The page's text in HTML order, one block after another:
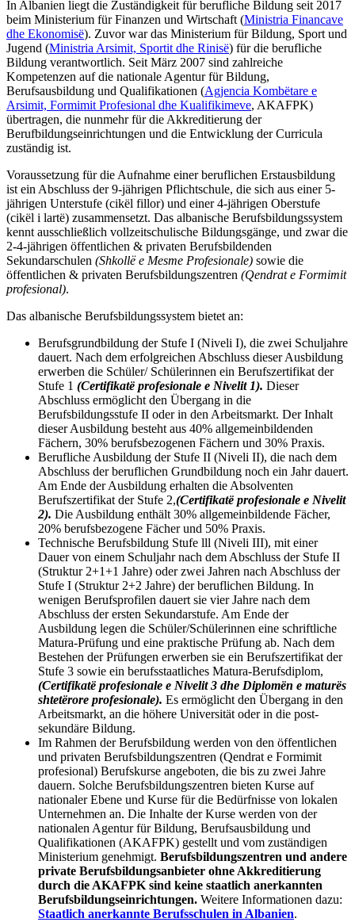
In Albanien liegt die Zuständigkeit für berufliche Bildung seit 2017
beim Ministerium für Finanzen und Wirtschaft (Ministria Financave
dhe Ekonomisë). Zuvor war das Ministerium für Bildung, Sport und
Jugend (Ministria Arsimit, Sportit dhe Rinisë) für die berufliche
Bildung verantwortlich. Seit März 2007 sind zahlreiche
Kompetenzen auf die nationale Agenturfür Bildung,
Berufsausbildung und Qualifikationen (Agjencia Kombëtare e
Arsimit, Formimit Profesional dhe Kualifikimeve, AKAFPK)
übertragen, die nunmehr für die Akkreditierung der
Berufbildungseinrichtungen und die Entwicklung der Curricula
zuständig ist.
Voraussetzung für die Aufnahme einer beruflichen Erstausbildung
ist ein Abschluss der 9-jährigen Pflichtschule, die sich aus einer 5-
jährigen Unterstufe (cikël fillor) und einer 4-jährigen Oberstufe
(cikël i lartë) zusammensetzt. Das albanische Berufsbildungssystem
kennt ausschließlich vollzeitschulische Bildungsgänge, und zwar die
2-4-jährigen öffentlichen & privaten Berufsbildenden
Sekundarschulen (Shkollë e Mesme Profesionale) sowie die
öffentlichen & privaten Berufsbildungszentren (Qendrat e Formimit
profesional).
Das albanische Berufsbildungssystem bietet an:
Berufsgrundbildung der Stufe I (Niveli I), die zwei Schuljahre
dauert. Nach dem erfolgreichen Abschluss dieser Ausbildung
erwerben die Schüler/ Schülerinnen ein Berufszertifikat der
Stufe 1 (Certifikatë profesionale e Nivelit 1). Dieser
Abschluss ermöglicht den Übergang in die
Berufsbildungsstufe II oder in den Arbeitsmarkt. Der Inhalt
dieser Ausbildung besteht aus 40% allgemeinbildenden
Fächern, 30% berufsbezogenen Fächern und 30% Praxis.
Berufliche Ausbildung der Stufe II (Niveli II), die nach dem
Abschluss der beruflichen Grundbildung noch ein Jahr dauert.
Am Ende der Ausbildung erhalten die Absolventen
Berufszertifikat der Stufe 2,(Certifikatë profesionale e Nivelit
2). Die Ausbildung enthält 30% allgemeinbildende Fächer,
20% berufsbezogene Fächer und 50% Praxis.
Technische Berufsbildung Stufe lll (Niveli III), mit einer
Dauer von einem Schuljahr nach dem Abschluss der Stufe II
(Struktur 2+1+1 Jahre) oder zwei Jahren nach Abschluss der
Stufe I (Struktur 2+2 Jahre) der beruflichen Bildung. In
wenigen Berufsprofilen dauert sie vier Jahre nach dem
Abschluss der ersten Sekundarstufe. Am Ende der
Ausbildung legen die Schüler/Schülerinnen eine schriftliche
Matura-Prüfung und eine praktische Prüfung ab. Nach dem
Bestehen der Prüfungen erwerben sie ein Berufszertifikat der
Stufe 3 sowie ein berufsstaatliches Matura-Berufsdiplom,
(Certifikatë profesionale e Nivelit 3 dhe Diplomën e maturës
shtetërore profesionale). Es ermöglicht den Übergang in den
Arbeitsmarkt, an die höhere Universität oder in die post-
sekundäre Bildung.
Im Rahmen der Berufsbildung werden von den öffentlichen
und privaten Berufsbildungszentren (Qendrat e Formimit
profesional) Berufskurse angeboten, die bis zu zwei Jahre
dauern. Solche Berufsbildungszentren bieten Kurse auf
nationaler Ebene und Kurse für die Bedürfnisse von lokalen
Unternehmen an. Die Inhalte der Kurse werden von der
nationalen Agenturfür Bildung, Berufsausbildung und
Qualifikationen (AKAFPK) gestellt und vom zuständigen
Ministerium genehmigt. Berufsbildungszentren und andere
private Berufsbildungsanbieter ohne Akkreditierung
durch die AKAFPK sind keine staatlich anerkannten
Berufsbildungseinrichtungen. Weitere Informationen dazu:
Staatlich anerkannte Berufsschulen in Albanien.